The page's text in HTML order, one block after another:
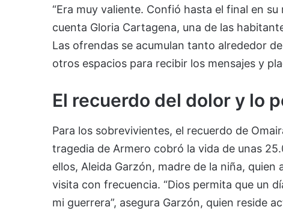
“Era muy valiente. Confió hasta el final en
cuenta Gloria Cartagena, una de las
Las ofrendas se acumulan tanto alrededor
otros espacios para recibir los mensajes y
El recuerdo del dolor y lo
Para los sobrevivientes, el recuerdo de
tragedia de Armero cobró la vida de unas
ellos, Aleida Garzón, madre de la niña,
visita con frecuencia. “Dios permita que un
mi guerrera”, asegura Garzón, quien reside